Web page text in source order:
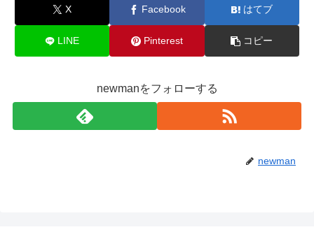
X Facebook はてブ
LINE Pinterest コピー
newmanをフォローする
newman